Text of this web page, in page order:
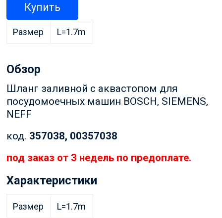
Купить
Размер L=1.7m
Обзор
Шланг заливной с аквастопом для
посудомоечных машин BOSCH, SIEMENS,
NEFF
код. 357038, 00357038
под заказ от 3 недель по предоплате.
Характеристики
Размер
L=1.7m